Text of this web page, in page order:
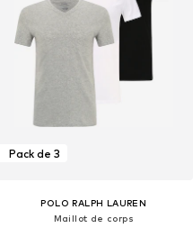
Pack de 3
POLO RALPH LAUREN
Maillot de corps